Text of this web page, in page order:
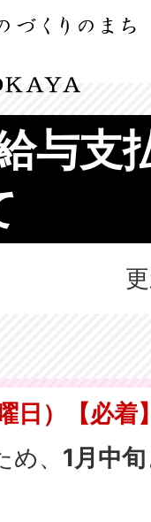
与支
日）【必着
、 1月中